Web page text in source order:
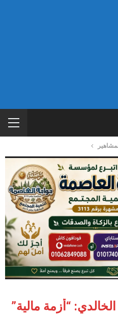
الخالدي: “أزمة مالية”